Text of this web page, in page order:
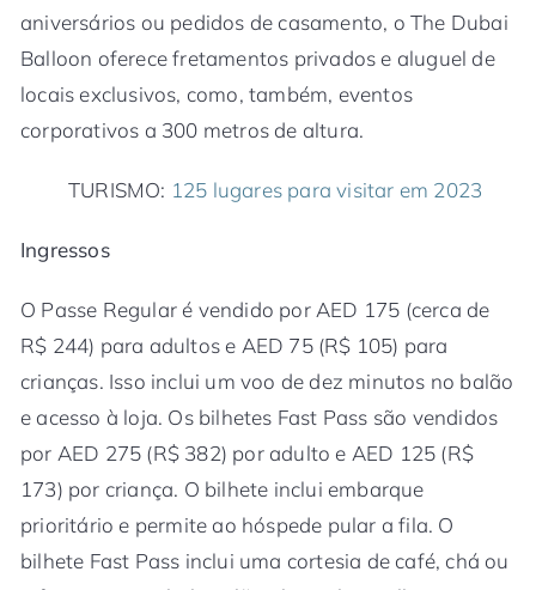
aniversários ou pedidos de casamento, o The Dubai
Balloon oferece fretamentos privados e aluguel de
locais exclusivos, como, também, eventos
corporativos a 300 metros de altura.
TURISMO: 125 lugares para visitar em 2023
Ingressos
O Passe Regular é vendido por AED 175 (cerca de
R$ 244) para adultos e AED 75 (R$ 105) para
crianças. Isso inclui um voo de dez minutos no balão
e acesso à loja. Os bilhetes Fast Pass são vendidos
por AED 275 (R$ 382) por adulto e AED 125 (R$
173) por criança. O bilhete inclui embarque
prioritário e permite ao hóspede pular a fila. O
bilhete Fast Pass inclui uma cortesia de café, chá ou